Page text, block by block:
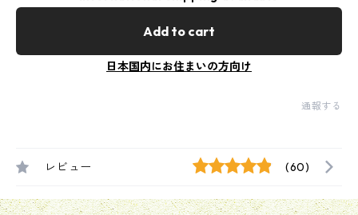
Add to cart
日本国内にお住まいの方向け
通報する
レビュー (60)